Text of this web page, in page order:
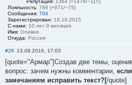
Репутация: 1364 (+1479/−115)
Лояльность: 796 (+871/−75)
Сообщения: 704
Зарегистрирован: 18.10.2015
С нами: 10 лет 9 месяцев
Имя: Оливия
Откуда: Россия
#26 13.09.2016, 17:03
[quote="Армар"]Создав две темы,
вопрос: зачем нужны комментарии,
замечаниям исправить текст?[/quote]